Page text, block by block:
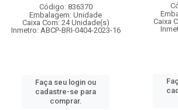
Código: 836370
Embalagem: Unidade
Caixa Com: 24 Unidade(s)
Inmetro: ABCP-BRI-0404-2023-16
Faça seu login ou
cadastre-se para
comprar.
Caixa